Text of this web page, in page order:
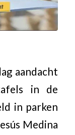
aandacht
in de
in parken
Medina